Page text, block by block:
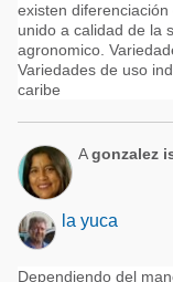
existen
unido a calidad de la
agronomico.
Variedades de uso
caribe
Agonzalez
la yuca
Dependiendo del